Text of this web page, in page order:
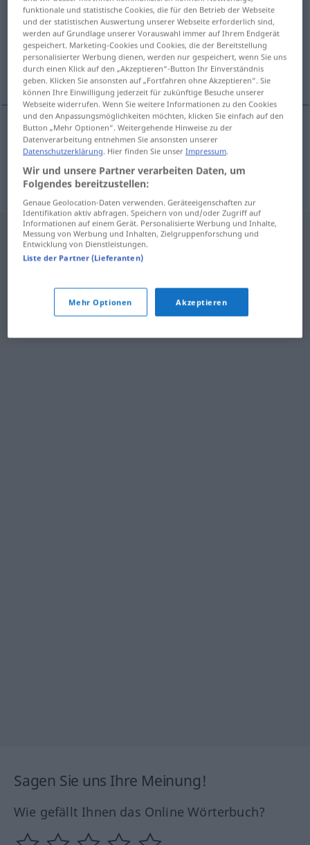
Übersicht aller Übersetzungen
(Für mehr Details die Übersetzung anklicken/antippen)
siliceous, silicious
siliceous kieselig
silicious kieselig
Sagen Sie uns Ihre Meinung!
Wie gefällt Ihnen das Online Wörterbuch?
funktionale und statistische Cookies, die für den Betrieb der Webseite
und der statistischen Auswertung unserer Webseite erforderlich sind,
werden auf Grundlage unserer Vorauswahl immer auf Ihrem Endgerät
gespeichert. Marketing-Cookies und Cookies, die der Bereitstellung
personalisierter Werbung dienen, werden nur gespeichert, wenn Sie uns
durch einen Klick auf den „Akzeptieren“-Button Ihr Einverständnis
geben. Klicken Sie ansonsten auf „Fortfahren ohne Akzeptieren“. Sie
können Ihre Einwilligung jederzeit für zukünftige Besuche unserer
Webseite widerrufen. Wenn Sie weitere Informationen zu den Cookies
und den Anpassungsmöglichkeiten möchten, klicken Sie einfach auf den
Button „Mehr Optionen“. Weitergehende Hinweise zu der
Datenverarbeitung entnehmen Sie ansonsten unserer
Datenschutzerklärung. Hier finden Sie unserImpressum.
Wir und unsere Partner verarbeiten Daten, um
Folgendes bereitzustellen:
Genaue Geolocation-Daten verwenden. Geräteeigenschaften zur
Identifikation aktiv abfragen. Speichern von und/oder Zugriff auf
Informationen auf einem Gerät. Personalisierte Werbung und Inhalte,
Messung von Werbung und Inhalten, Zielgruppenforschung und
Entwicklung von Dienstleistungen.
Liste der Partner (Lieferanten)
Mehr Optionen Akzeptieren